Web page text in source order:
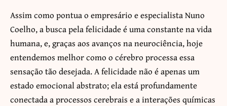
Assim como pontua o empresário e especialista Nuno
Coelho, a busca pela felicidade é uma constante na vida
humana, e, graças aos avanços na neurociência, hoje
entendemos melhor como o cérebro processa essa
sensação tão desejada. A felicidade não é apenas um
estado emocional abstrato; ela está profundamente
conectada a processos cerebrais e a interações químicas